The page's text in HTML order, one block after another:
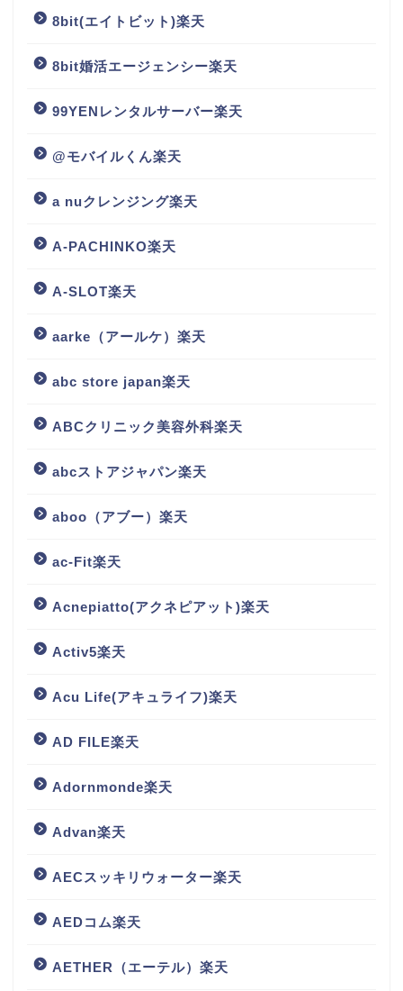
8bit(エイトビット)楽天
8bit婚活エージェンシー楽天
99YENレンタルサーバー楽天
@モバイルくん楽天
a nuクレンジング楽天
A-PACHINKO楽天
A-SLOT楽天
aarke（アールケ）楽天
abc store japan楽天
ABCクリニック美容外科楽天
abcストアジャパン楽天
aboo（アブー）楽天
ac-Fit楽天
Acnepiatto(アクネピアット)楽天
Activ5楽天
Acu Life(アキュライフ)楽天
AD FILE楽天
Adornmonde楽天
Advan楽天
AECスッキリウォーター楽天
AEDコム楽天
AETHER（エーテル）楽天